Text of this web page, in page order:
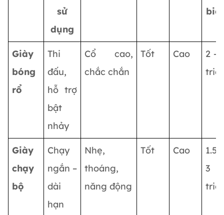
sử
dụng
Giày
bóng
rổ
Thi
đấu,
hỗ trợ
bật
nhảy
Cổ cao,
chắc chắn
Tốt Cao
2 –
Giày
chạy
bộ
Chạy
ngắn –
dài
hạn
Nhẹ,
thoáng,
năng động
Tốt Cao
1.5
3